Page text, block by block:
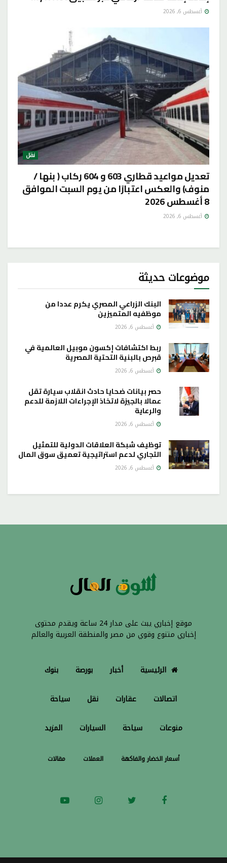
أغسطس 6, 2026
نقل
تعديل مواعيد قطاري 603 و 604 ركاب ( بنها /
منوف) والعكس اعتبارًا من يوم السبت الموافق
8 أغسطس 2026
أغسطس 6, 2026
موضوعات حديثة
البنك الزراعي المصري يكرم عددا من
موظفيه المتميزين
أغسطس 6, 2026
ربط اكتشافات إكسون موبيل العالمية في
قبرص بالبنية التحتية المصرية
أغسطس 6, 2026
حصر بيانات ضحايا حادث انقلاب سيارة تقل
عمالا بالجيزة لاتخاذ الإجراءات اللازمة للدعم
والرعاية
أغسطس 6, 2026
توظيف شبكة العلاقات الدولية للتمثيل
التجاري لدعم استراتيجية تعميق سوق المال
أغسطس 6, 2026
موقع إخباري يبث على مدار 24 ساعة ويقدم محتوى
إخباري متنوع وقوي من مصر والمنطقة العربية والعالم
الرئيسية أخبار بورصة بنوك
اتصالات عقارات نقل سياحة
منوعات سياحة السيارات المزيد
أسعار الخضار والفاكهة العملات مقالات